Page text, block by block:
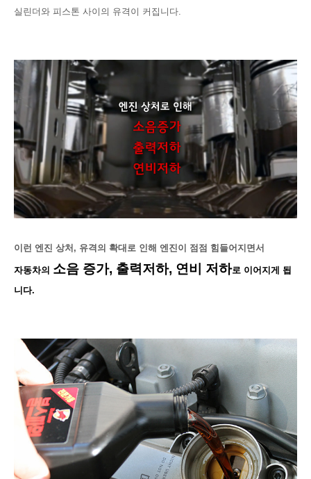
실린더와 피스톤 사이의 유격이 커집니다.
이런 엔진 상처, 유격의 확대 로 인해 엔진이 점점 힘들어지면서
자동차의 소음 증가, 출력저하, 연비 저하로 이어지게 됩
니다.